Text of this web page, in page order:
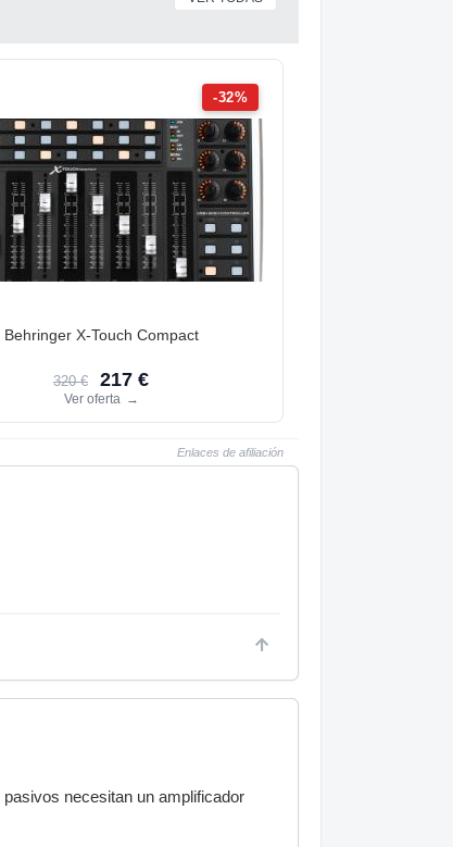
-32%
Behringer X-Touch Compact
320 € 217 €
Ver oferta →
Enlaces de afiliación
necesitan un amplificador